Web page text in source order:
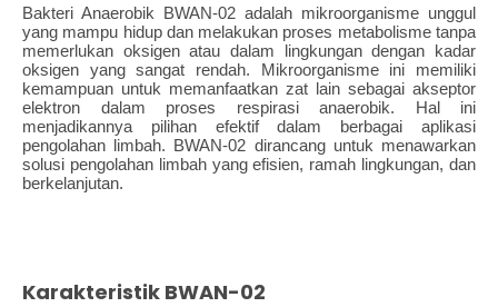
Bakteri Anaerobik BWAN-02 adalah mikroorganisme unggul
yang mampu hidup dan melakukan proses metabolisme tanpa
memerlukan oksigen atau dalam lingkungan dengan kadar
oksigen yang sangat rendah. Mikroorganisme ini memiliki
kemampuan untuk memanfaatkan zat lain sebagai akseptor
elektron dalam proses respirasi anaerobik. Hal ini
menjadikannya pilihan efektif dalam berbagai aplikasi
pengolahan limbah. BWAN-02 dirancang untuk menawarkan
solusi pengolahan limbah yang efisien, ramah lingkungan, dan
berkelanjutan.
Karakteristik BWAN-02